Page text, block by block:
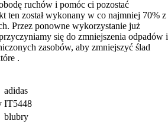
ruchów i pomóc ci pozostać
ten został wykonany w co najmniej 70% z
Przez ponowne wykorzystanie już
się do zmniejszenia odpadów i
zasobów, aby zmniejszyć ślad
.
adidas
IT5448
blubry